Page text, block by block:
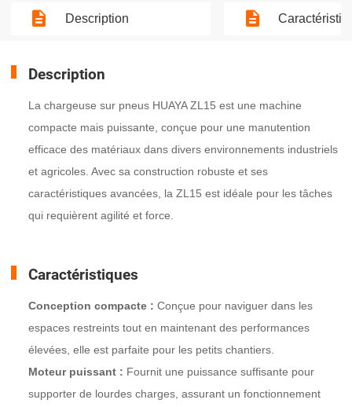
Description
Description
La chargeuse sur pneus HUAYA ZL15 est une machine
compacte mais puissante, conçue pour une manutention
efficace des matériaux dans divers environnements industriels
et agricoles. Avec sa construction robuste et ses
caractéristiques avancées, la ZL15 est idéale pour les tâches
qui requièrent agilité et force.
Caractéristiques
Conception compacte : Conçue pour naviguer dans les
espaces restreints tout en maintenant des performances
élevées, elle est parfaite pour les petits chantiers.
Moteur puissant : Fournit une puissance suffisante pour
supporter de lourdes charges, assurant un fonctionnement